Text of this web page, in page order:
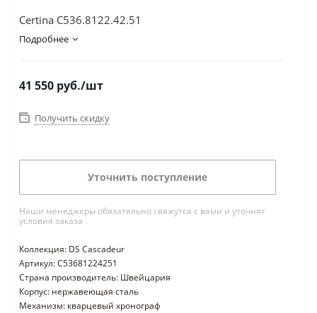
Certina C536.8122.42.51
Подробнее
41 550 руб./шт
Получить скидку
Уточнить поступление
Наши менеджеры обязательно свяжутся с вами и уточнят
условия заказа
Коллекция: DS Cascadeur
Артикул: C53681224251
Страна производитель: Швейцария
Корпус: нержавеющая сталь
Механизм: кварцевый хронограф